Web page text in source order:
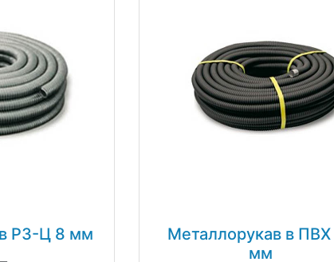
РЗ-Ц 8 мм
Металлорукав в ПВХ
мм